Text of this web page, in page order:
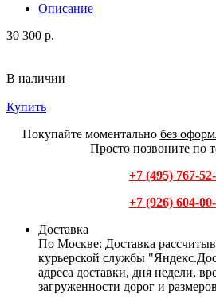
Описание
30 300 р.
В наличии
Купить
Покупайте моментально без
Просто позвоните по
+7 (495) 767-
+7 (926) 604-
Доставка
По Москве: Доставка
курьерской службы
адреса доставки, дня недели,
загруженности дорог и